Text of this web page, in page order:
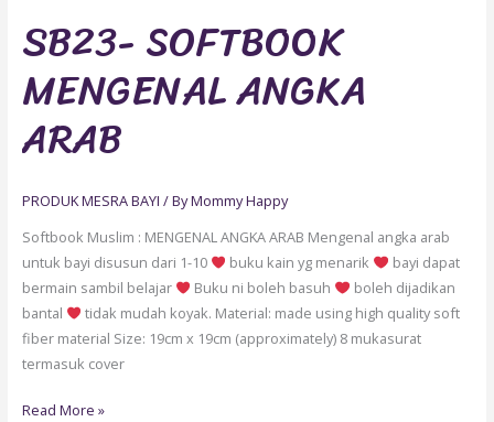
SB23- SOFTBOOK
MENGENAL ANGKA
ARAB
PRODUK MESRA BAYI / ByMommy Happy
Softbook Muslim : MENGENAL ANGKA ARAB Mengenal angka arab
untuk bayi disusun dari 1-10
buku kain yg menarik
bayi dapat
bermain sambil belajar
Buku ni boleh basuh
boleh dijadikan
bantal
tidak mudah koyak. Material: made using high quality soft
fiber material Size: 19cm x 19cm (approximately) 8 mukasurat
termasuk cover
Read More »